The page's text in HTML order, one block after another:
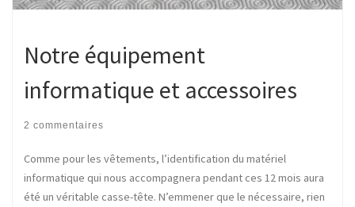
Notre équipement
informatique et accessoires
2 commentaires
Comme pour les vêtements, l’identification du matériel
informatique qui nous accompagnera pendant ces 12 mois aura
été un véritable casse-tête. N’emmener que le nécessaire, rien